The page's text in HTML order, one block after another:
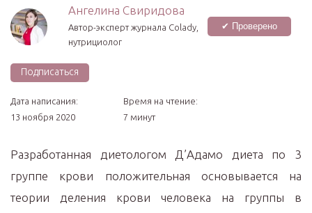
Ангелина Свиридова
Автор-эксперт журнала Сolady,
нутрициолог
✔ Проверено
Подписаться
Дата написания:
13 ноября 2020
Время на чтение:
7 минут
Разработанная диетологом Д’Адамо диета по 3
группе крови положительная основывается на
теории деления крови человека на группы в